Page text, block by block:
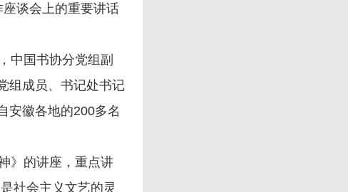
谈会上的重要讲话
中国书协分党组副
组成员、书记处书记
安徽各地的200多名
》的讲座，重点讲
社会主义文艺的灵